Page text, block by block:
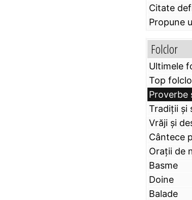
Citate
Propune
Folclor
Ultimele
Top
Proverbe
Tradiții și
Vrăji și
Cântece
Orații de
Basme
Doine
Balade